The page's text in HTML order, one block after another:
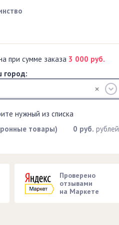
при сумме заказа 3 000 руб.
город:
нужный из списка
товары)
0 руб. рублей
Проверено
отзывами
на Маркете